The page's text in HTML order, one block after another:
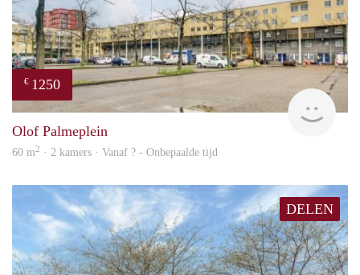
€ 1250
Olof Palmeplein
60 m2 · 2 kamers · Vanaf ? - Onbepaalde tijd
DELEN